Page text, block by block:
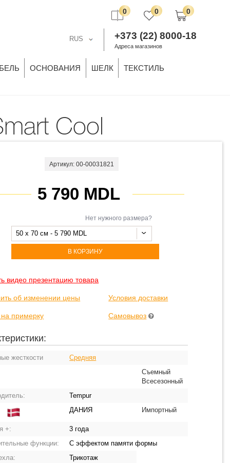
0
0
0
+373 (22) 8000-18
Адреса магазинов
RUS
ОСНОВАНИЯ ШЕЛК ТЕКСТИЛЬ
Cool
Артикул: 00-00031821
5 790 MDL
Нет нужного размера?
50 x 70 см - 5 790 MDL
В КОРЗИНУ
видео презентацию товара
об изменении цены Условия доставки
примерку Самовывоз
жесткости
Средняя
Съемный
Всесезонный
Tempur
ДАНИЯ Импортный
+:
3 года
функции:
С эффектом памяти формы
Трикотаж